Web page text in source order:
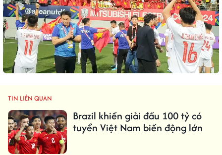
TIN LIÊN QUAN
Brazil khiến giải đấu 100 tỷ có
tuyển Việt Nam biến động lớn